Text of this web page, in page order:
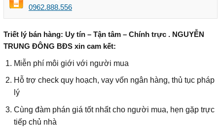
0962.888.556
Triết lý bán hàng: Uy tín – Tận tâm – Chính trực . NGUYỄN
TRUNG ĐÔNG BĐS xin cam kết:
Miễn phí môi giới với người mua
Hỗ trợ check quy hoạch, vay vốn ngân hàng, thủ tục pháp
lý
Cùng đàm phán giá tốt nhất cho người mua, hẹn gặp trực
tiếp chủ nhà